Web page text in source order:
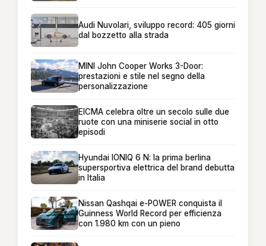
Audi Nuvolari, sviluppo record: 405 giorni
dal bozzetto alla strada
MINI John Cooper Works 3-Door:
prestazioni e stile nel segno della
personalizzazione
EICMA celebra oltre un secolo sulle due
ruote con una miniserie social in otto
episodi
Hyundai IONIQ 6 N: la prima berlina
supersportiva elettrica del brand debutta
in Italia
Nissan Qashqai e-POWER conquista il
Guinness World Record per efficienza
con 1.980 km con un pieno